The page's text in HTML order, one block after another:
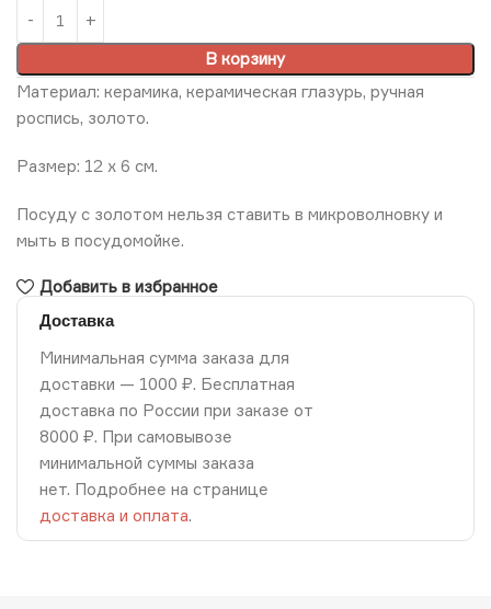
В корзину
Материал: керамика, керамическая глазурь, ручная
роспись, золото.
Размер: 12 х 6 см.
Посуду с золотом нельзя ставить в микроволновку и
мыть в посудомойке.
Добавить в избранное
Доставка
Минимальная сумма заказа для
доставки — 1000 ₽. Бесплатная
доставка по России при заказе от
8000 ₽. При самовывозе
минимальной суммы заказа
нет. Подробнее на странице
доставка и оплата.